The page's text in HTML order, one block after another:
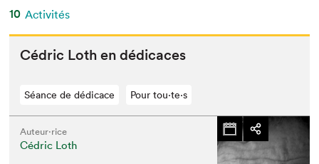
10 Activités
Cédric Loth en dédicaces
Séance de dédicace Pour tou⋅te⋅s
Auteur·rice
Cédric Loth